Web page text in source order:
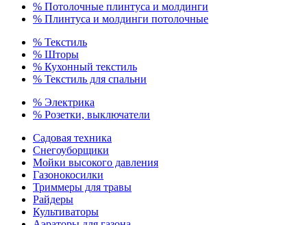
% Потолочные плинтуса и молдинги
% Плинтуса и молдинги потолочные
% Текстиль
% Шторы
% Кухонный текстиль
% Текстиль для спальни
% Электрика
% Розетки, выключатели
Садовая техника
Снегоуборщики
Мойки высокого давления
Газонокосилки
Триммеры для травы
Райдеры
Культиваторы